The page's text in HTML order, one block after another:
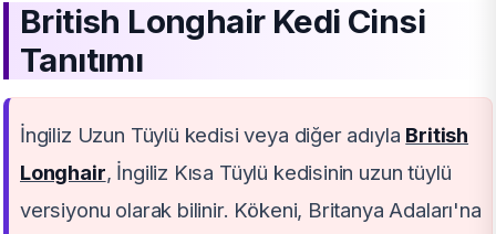
British Longhair Kedi Cinsi
Tanıtımı
İngiliz Uzun Tüylü kedisi veya diğer adıyla British
Longhair, İngiliz Kısa Tüylü kedisinin uzun tüylü
versiyonu olarak bilinir. Kökeni, Britanya Adaları'na